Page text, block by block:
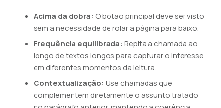
Acima da dobra: O botão principal deve ser visto
sem a necessidade de rolar a página para baixo.
Frequência equilibrada: Repita a chamada ao
longo de textos longos para capturar o interesse
em diferentes momentos da leitura.
Contextualização: Use chamadas que
complementem diretamente o assunto tratado